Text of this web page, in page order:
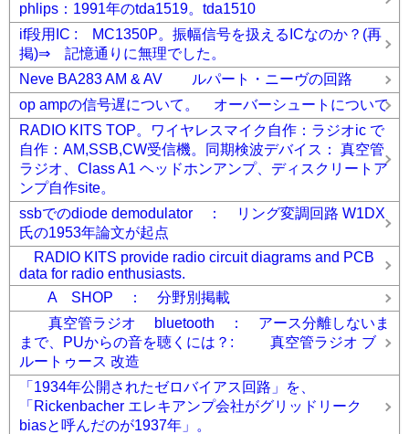
phlips：1991年のtda1519。tda1510
if段用IC : MC1350P。振幅信号を扱えるICなのか？(再
掲)⇒ 記憶通りに無理でした。
Neve BA283 AM & AV ルパート・ニーヴの回路
op ampの信号遅について。 オーバーシュートについて
RADIO KITS TOP。ワイヤレスマイク自作：ラジオic で
自作：AM,SSB,CW受信機。同期検波デバイス： 真空管
ラジオ、Class A1 ヘッドホンアンプ、ディスクリートア
ンプ自作site。
ssbでのdiode demodulator ： リング変調回路 W1DX
氏の1953年論文が起点
RADIO KITS provide radio circuit diagrams and PCB
data for radio enthusiasts.
A SHOP ： 分野別掲載
真空管ラジオ bluetooth ： アース分離しないま
まで、PUからの音を聴くには？: 真空管ラジオ ブ
ルートゥース 改造
「1934年公開されたゼロバイアス回路」を、
「Rickenbacher エレキアンプ会社がグリッドリーク
biasと呼んだのが1937年」。